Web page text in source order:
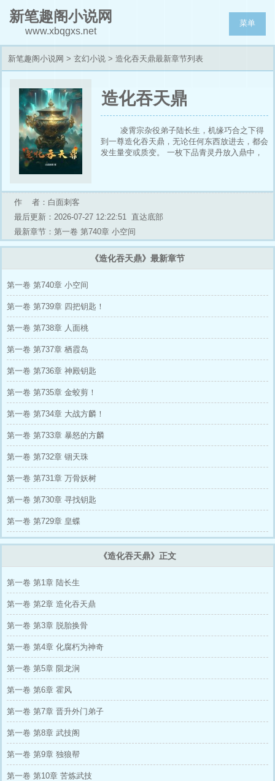
新笔趣阁小说网
www.xbqgxs.net
菜单
新笔趣阁小说网 > 玄幻小说 > 造化吞天鼎最新章节列表
造化吞天鼎
凌霄宗杂役弟子陆长生，机缘巧合之下得
到一尊造化吞天鼎，无论任何东西放进去，都会
发生量变或质变。 一枚下品青灵丹放入鼎中，
作 者：白面刺客
最后更新：2026-07-27 12:22:51 直达底部
最新章节：第一卷 第740章 小空间
《造化吞天鼎》最新章节
第一卷 第740章 小空间
第一卷 第739章 四把钥匙！
第一卷 第738章 人面桃
第一卷 第737章 栖霞岛
第一卷 第736章 神殿钥匙
第一卷 第735章 金蛟剪！
第一卷 第734章 大战方麟！
第一卷 第733章 暴怒的方麟
第一卷 第732章 锢天珠
第一卷 第731章 万骨妖树
第一卷 第730章 寻找钥匙
第一卷 第729章 皇蝶
《造化吞天鼎》正文
第一卷 第1章 陆长生
第一卷 第2章 造化吞天鼎
第一卷 第3章 脱胎换骨
第一卷 第4章 化腐朽为神奇
第一卷 第5章 陨龙涧
第一卷 第6章 霍风
第一卷 第7章 晋升外门弟子
第一卷 第8章 武技阁
第一卷 第9章 独狼帮
第一卷 第10章 苦炼武技